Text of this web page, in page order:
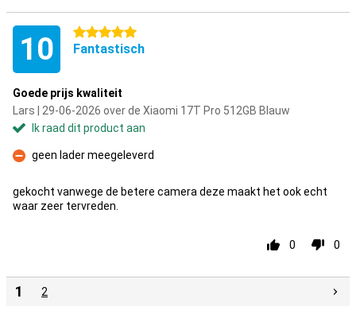
10 5 sterren
Fantastisch
Goede prijs kwaliteit
Lars | 29-06-2026 over de Xiaomi 17T Pro 512GB Blauw
Ik raad dit product aan
Minpunt
geen lader meegeleverd
gekocht vanwege de betere camera deze maakt het ook echt
waar zeer tervreden.
0 0
1 2